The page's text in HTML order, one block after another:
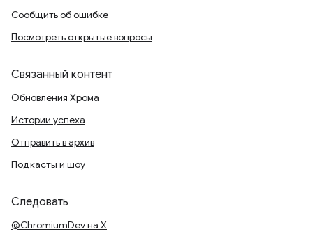
Сообщить об ошибке
Посмотреть открытые вопросы
Связанный контент
Обновления Хрома
Истории успеха
Отправить в архив
Подкасты и шоу
Следовать
@ChromiumDev на X